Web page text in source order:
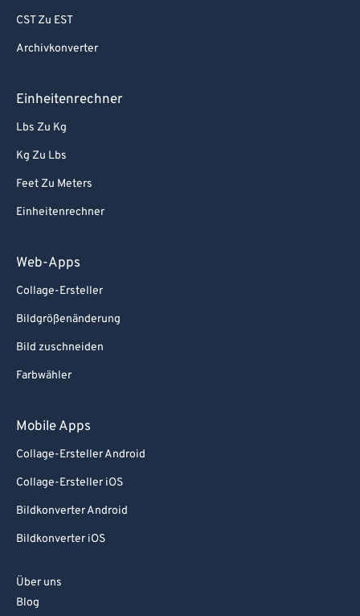
CST Zu EST
Archivkonverter
Einheitenrechner
Lbs Zu Kg
Kg Zu Lbs
Feet Zu Meters
Einheitenrechner
Web-Apps
Collage-Ersteller
Bildgrößenänderung
Bild zuschneiden
Farbwähler
Mobile Apps
Collage-Ersteller Android
Collage-Ersteller iOS
Bildkonverter Android
Bildkonverter iOS
Über uns
Blog